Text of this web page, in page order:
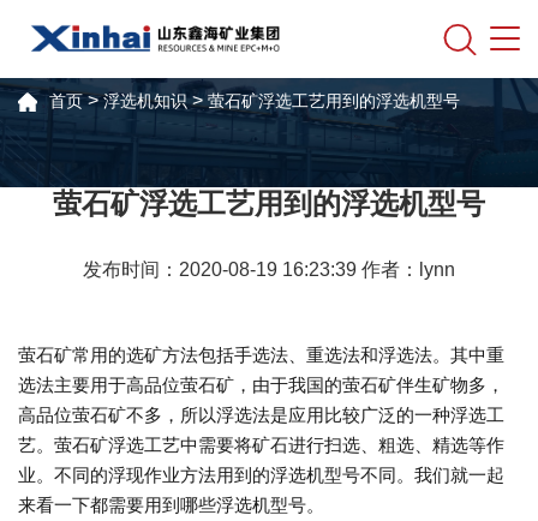
首页>浮选机知识>萤石矿浮选工艺用到的浮选机型号
萤石矿浮选工艺用到的浮选机型号
发布时间：2020-08-19 16:23:39 作者：lynn
萤石矿常用的选矿方法包括手选法、重选法和浮选法。其中重
选法主要用于高品位萤石矿，由于我国的萤石矿伴生矿物多，
高品位萤石矿不多，所以浮选法是应用比较广泛的一种浮选工
艺。萤石矿浮选工艺中需要将矿石进行扫选、粗选、精选等作
业。不同的浮现作业方法用到的浮选机型号不同。我们就一起
来看一下都需要用到哪些浮选机型号。